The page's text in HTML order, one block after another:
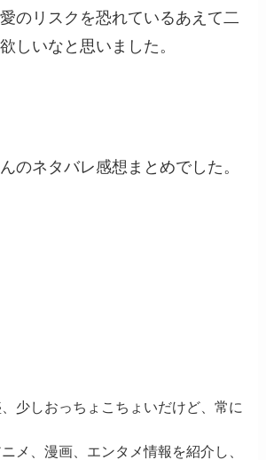
のリスクを恐れているあえて二
しいなと思いました。
のネタバレ感想まとめでした。
少しおっちょこちょいだけど、常に
メ、漫画、エンタメ情報を紹介し、